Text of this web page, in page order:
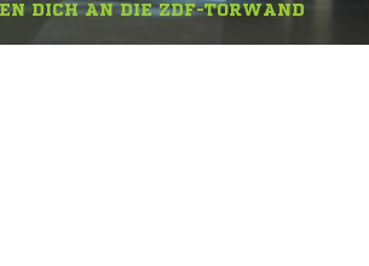
DICH AN DIE ZDF-TORWAND